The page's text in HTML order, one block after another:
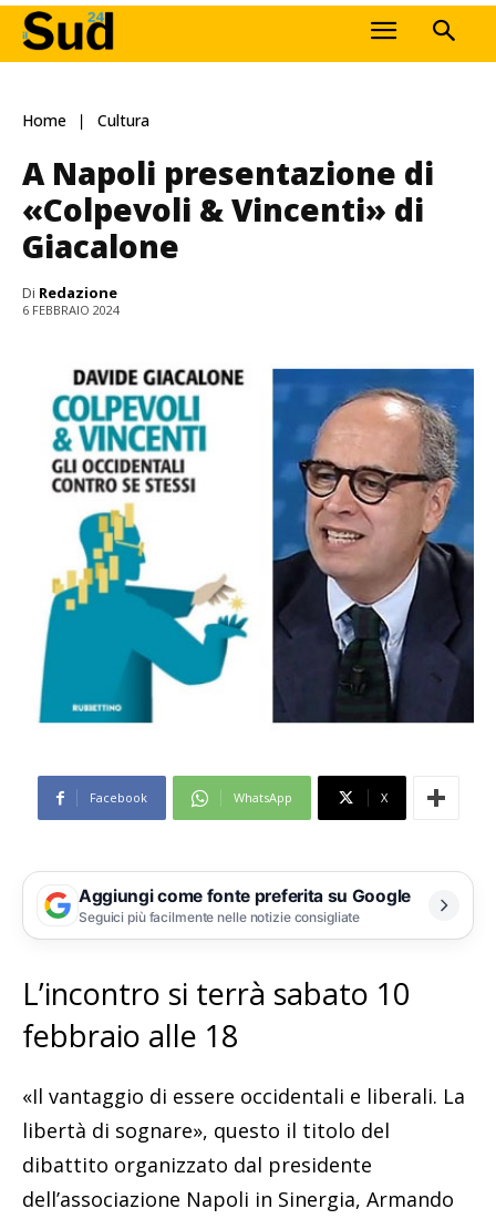
Home Cultura
A Napoli presentazione di
«Colpevoli & Vincenti» di
Giacalone
Di Redazione
6 FEBBRAIO 2024
Facebook WhatsApp X
Aggiungi come fonte preferita su Google
Seguici più facilmente nelle notizie consigliate
L’incontro si terrà sabato 10
febbraio alle 18
«Il vantaggio di essere occidentali e liberali. La
libertà di sognare», questo il titolo del
dibattito organizzato dal presidente
dell’associazione Napoli in Sinergia, Armando